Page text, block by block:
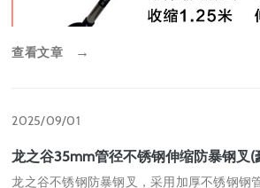
查看文章 →
2025/09/01
龙之谷35mm管径不锈钢伸缩防暴钢叉(
龙之谷不锈钢防暴钢叉，采用加厚不锈钢钢